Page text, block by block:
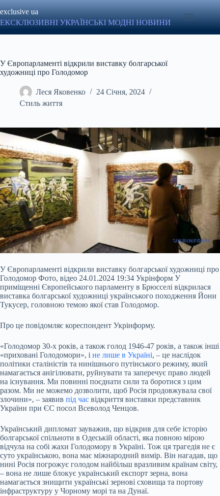
до
вмісту
exclusive ua
ЕКСКЛЮЗИВНІ УКРАЇНСЬКІ МОДНІ НОВИНИ
У Європарламенті відкрили виставку болгарської
художниці про Голодомор
Леся Яковенко
24 Січня, 2024
Стиль життя
У Європарламенті відкрили виставку болгарської художниці про
Голодомор Фото, відео 24.01.2024 19:34 Укрінформ У
приміщенні Європейського парламенту в Брюсселі відкрилася
виставка болгарської художниці українського походження Йони
Тукусер, головною темою якої став Голодомор.
Про це повідомляє кореспондент Укрінформу.
«Голодомор 30-х років, а також голод 1946-47 років, а також інші
«приховані Голодомори», і не лише в Україні, – це наслідок
політики сталіністів та нинішнього путінського режиму, який
намагається анігілювати, руйнувати та заперечує право людей
на існування. Ми повинні поєднати сили та боротися з цим
разом. Ми не можемо дозволити, щоб Росія продовжувала свої
злочини», – заявив під час відкриття виставки представник
України при ЄС посол Всеволод Ченцов.
Український дипломат зауважив, що відкрив для себе історію
болгарської спільноти в Одеській області, яка повною мірою
відчула на собі жахи Голодомору в Україні. Тож ця трагедія не є
суто українською, вона має міжнародний вимір. Він нагадав, що
нині Росія погрожує голодом найбільш вразливим країнам світу,
– вона не лише блокує український експорт зерна, вона
намагається знищити українські зернові сховища та портову
інфраструктуру у Чорному морі та на Дунаї.